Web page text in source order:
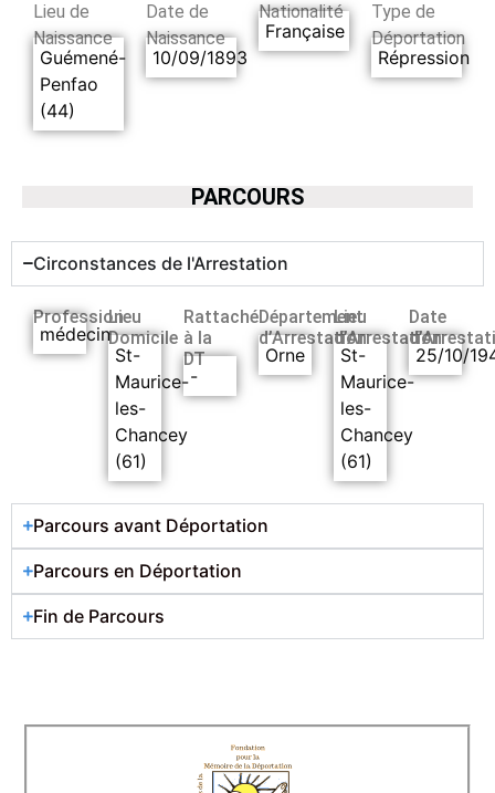
Lieu de
Naissance
Guémené-
Penfao
(44)
Date de
Naissance
10/09/1893
Nationalité
Française
Type de
Déportation
Répression
PARCOURS
Circonstances de l'Arrestation
Profession
médecin
Lieu
Domicile
St-
Maurice-
les-
Chancey
(61)
Rattaché
à la
DT
-
Département
d’Arrestation
Orne
Lieu
d’Arrestation
St-
Maurice-
les-
Chancey
(61)
Date
25/10/
Parcours avant Déportation
Parcours en Déportation
Fin de Parcours